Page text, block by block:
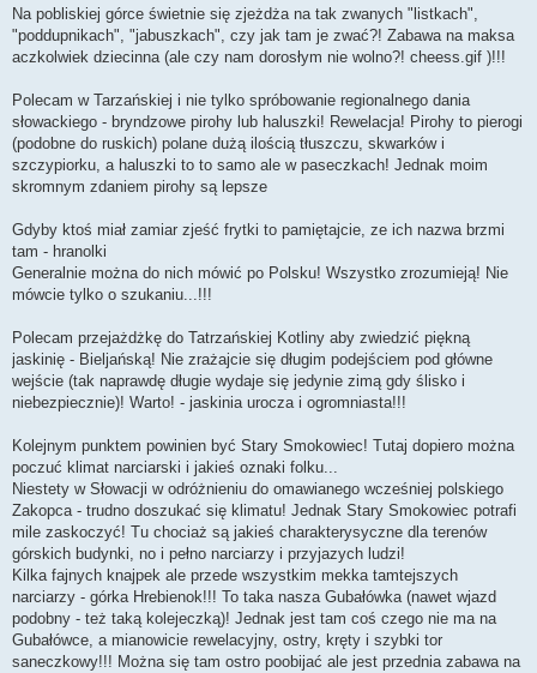
Na pobliskiej górce świetnie się zjeżdża na tak zwanych "listkach",
"poddupnikach", "jabuszkach", czy jak tam je zwać?! Zabawa na maksa
aczkolwiek dziecinna (ale czy nam dorosłym nie wolno?! cheess.gif )!!!
Polecam w Tarzańskiej i nie tylko spróbowanie regionalnego dania
słowackiego - bryndzowe pirohy lub haluszki! Rewelacja! Pirohy to pierogi
(podobne do ruskich) polane dużą ilością tłuszczu, skwarków i
szczypiorku, a haluszki to to samo ale w paseczkach! Jednak moim
skromnym zdaniem pirohy są lepsze
Gdyby ktoś miał zamiar zjeść frytki to pamiętajcie, ze ich nazwa brzmi
tam - hranolki
Generalnie można do nich mówić po Polsku! Wszystko zrozumieją! Nie
mówcie tylko o szukaniu...!!!
Polecam przejażdżkę do Tatrzańskiej Kotliny aby zwiedzić piękną
jaskinię - Bieljańską! Nie zrażajcie się długim podejściem pod główne
wejście (tak naprawdę długie wydaje się jedynie zimą gdy ślisko i
niebezpiecznie)! Warto! - jaskinia urocza i ogromniasta!!!
Kolejnym punktem powinien być Stary Smokowiec! Tutaj dopiero można
poczuć klimat narciarski i jakieś oznaki folku...
Niestety w Słowacji w odróżnieniu do omawianego wcześniej polskiego
Zakopca - trudno doszukać się klimatu! Jednak Stary Smokowiec potrafi
mile zaskoczyć! Tu chociaż są jakieś charakterysyczne dla terenów
górskich budynki, no i pełno narciarzy i przyjazych ludzi!
Kilka fajnych knajpek ale przede wszystkim mekka tamtejszych
narciarzy - górka Hrebienok!!! To taka nasza Gubałówka (nawet wjazd
podobny - też taką kolejeczką)! Jednak jest tam coś czego nie ma na
Gubałówce, a mianowicie rewelacyjny, ostry, kręty i szybki tor
saneczkowy!!! Można się tam ostro poobijać ale jest przednia zabawa na